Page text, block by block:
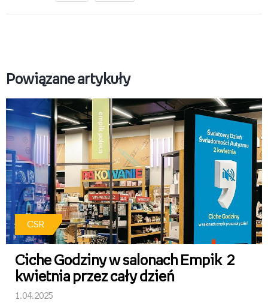
Powiązane artykuły
CSR
Ciche Godziny w salonach Empik 2
kwietnia przez cały dzień
1.04.2025